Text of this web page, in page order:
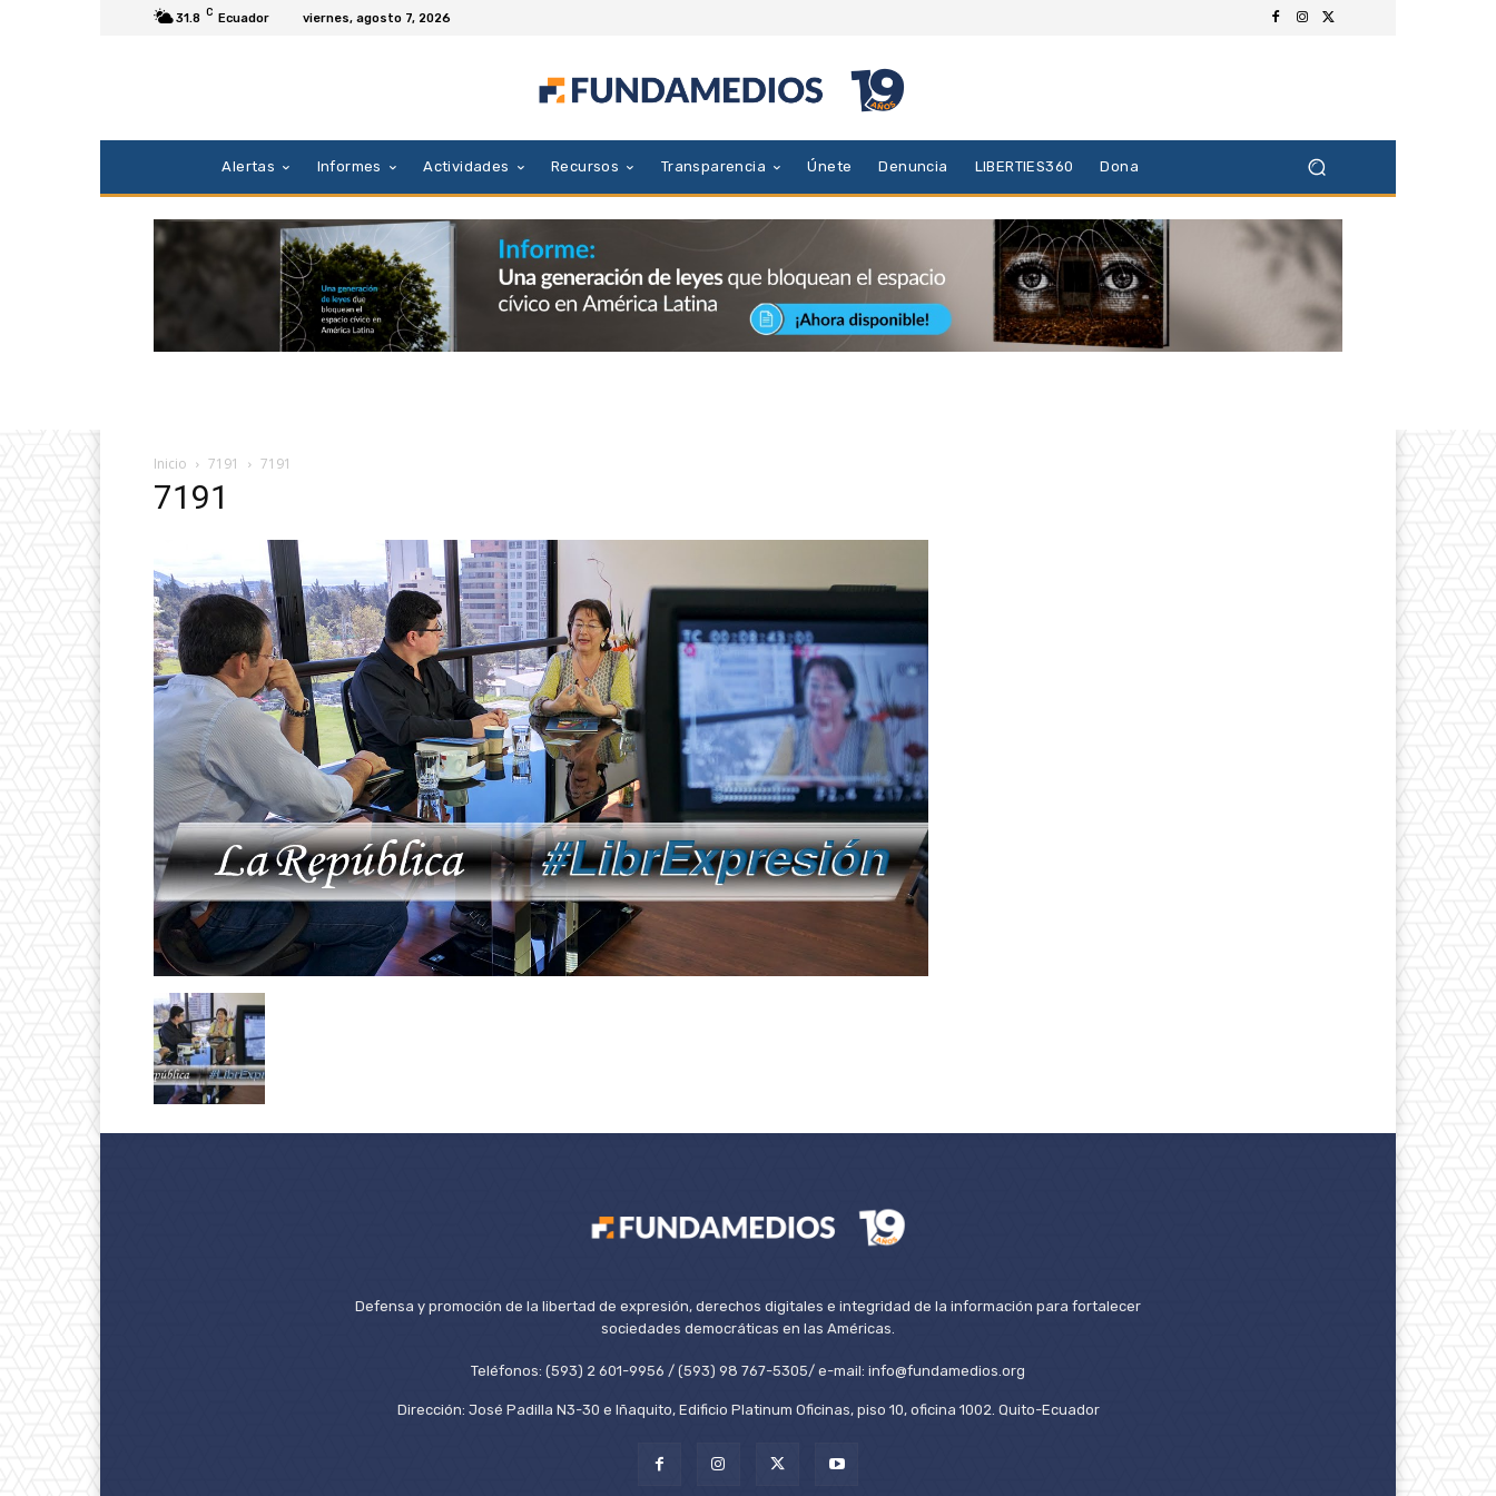
31.8 C Ecuador viernes, agosto 7, 2026
Alertas Informes Actividades Recursos Transparencia Únete Denuncia LIBERTIES360 Dona
Inicio 7191 7191
7191
Defensa y promoción de la libertad de expresión, derechos digitales e integridad de la información para fortalecer
sociedades democráticas en las Américas.
Teléfonos: (593) 2 601-9956 / (593) 98 767-5305/ e-mail: info@fundamedios.org
Dirección: José Padilla N3-30 e Iñaquito, Edificio Platinum Oficinas, piso 10, oficina 1002. Quito-Ecuador